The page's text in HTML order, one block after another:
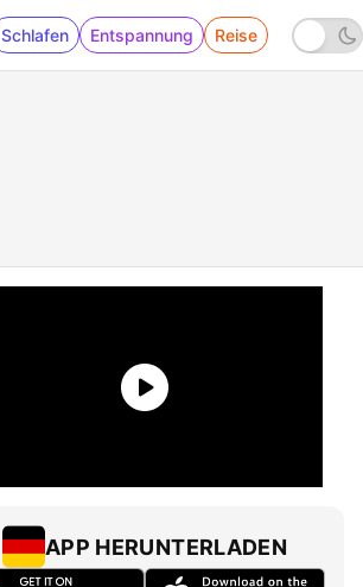
Schlafen Entspannung Reise
APP HERUNTERLADEN